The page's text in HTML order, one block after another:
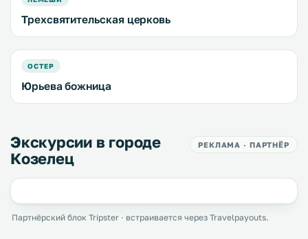
Трехсвятительская церковь
ОСТЕР
Юрьева божница
Экскурсии в городе
Козелец
РЕКЛАМА · ПАРТНЁР
Партнёрский блок Tripster · встраивается через Travelpayouts.